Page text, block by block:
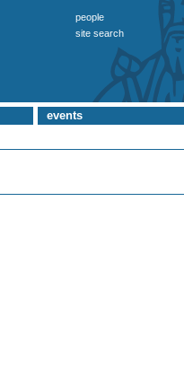
people
site search
events